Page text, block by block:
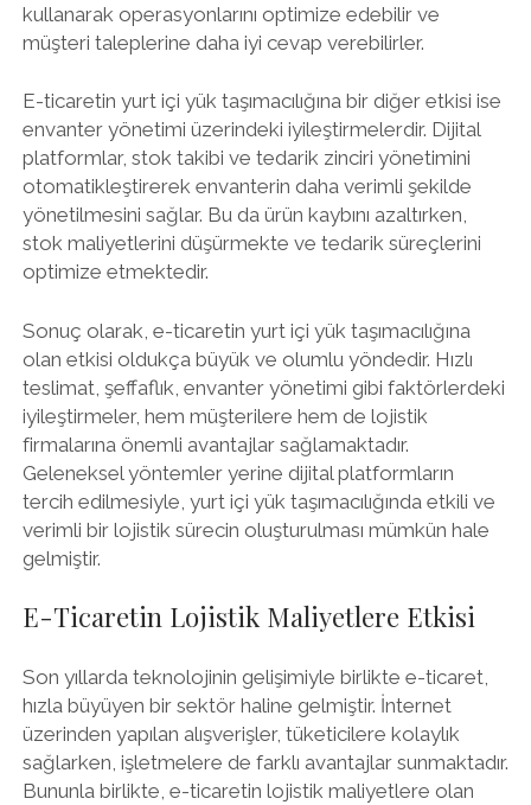
kullanarak operasyonlarını optimize edebilir ve
müşteri taleplerine daha iyi cevap verebilirler.
E-ticaretin yurt içi yük taşımacılığına bir diğer etkisi ise
envanter yönetimi üzerindeki iyileştirmelerdir. Dijital
platformlar, stok takibi ve tedarik zinciri yönetimini
otomatikleştirerek envanterin daha verimli şekilde
yönetilmesini sağlar. Bu da ürün kaybını azaltırken,
stok maliyetlerini düşürmekte ve tedarik süreçlerini
optimize etmektedir.
Sonuç olarak, e-ticaretin yurt içi yük taşımacılığına
olan etkisi oldukça büyük ve olumlu yöndedir. Hızlı
teslimat, şeffaflık, envanter yönetimi gibi faktörlerdeki
iyileştirmeler, hem müşterilere hem de lojistik
firmalarına önemli avantajlar sağlamaktadır.
Geleneksel yöntemler yerine dijital platformların
tercih edilmesiyle, yurt içi yük taşımacılığında etkili ve
verimli bir lojistik sürecin oluşturulması mümkün hale
gelmiştir.
E-Ticaretin Lojistik Maliyetlere Etkisi
Son yıllarda teknolojinin gelişimiyle birlikte e-ticaret,
hızla büyüyen bir sektör haline gelmiştir. İnternet
üzerinden yapılan alışverişler, tüketicilere kolaylık
sağlarken, işletmelere de farklı avantajlar sunmaktadır.
Bununla birlikte, e-ticaretin lojistik maliyetlere olan